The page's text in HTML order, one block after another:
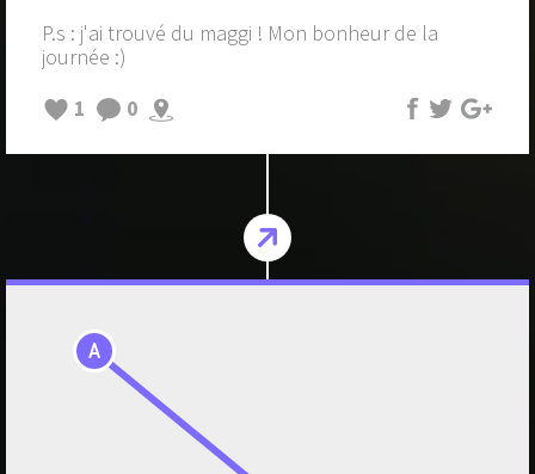
P.s : j'ai trouvé du maggi ! Mon bonheur de la
journée :)
1
0
A